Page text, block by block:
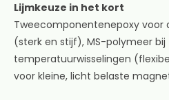
Lijmkeuze in het kort
Tweecomponentenepoxy voor
(sterk en stijf), MS-polymeer bij
temperatuurwisselingen
voor kleine, licht belaste